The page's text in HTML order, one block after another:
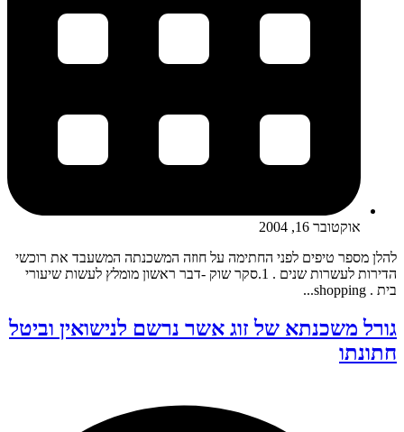
אוקטובר 16, 2004
להלן מספר טיפים לפני החתימה על חוזה המשכנתה המשעבד את רוכשי
הדירות לעשרות שנים . 1.סקר שוק -דבר ראשון מומלץ לעשות שיעורי
בית . shopping...
גורל משכנתא של זוג אשר נרשם לנישואין וביטל
חתונתו